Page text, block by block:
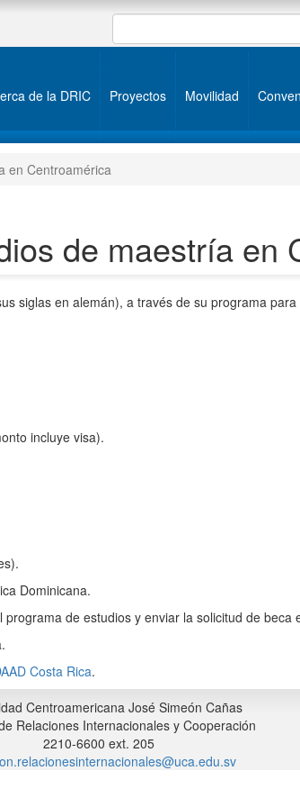
de la DRIC Proyectos Movilidad
en Centroamérica
de maestría en
siglas en alemán), a través de su programa
incluye visa).
Dominicana.
de estudios y enviar la solicitud de beca
Costa Rica.
Centroamericana José Simeón Cañas
Relaciones Internacionales y Cooperación
2210-6600 ext. 205